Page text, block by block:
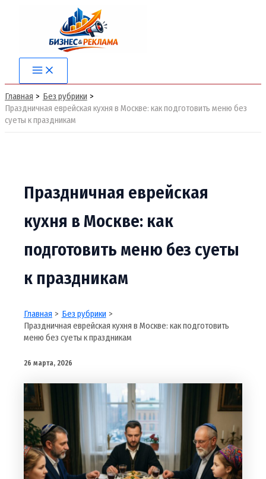
содержимому
Main
Menu
Главная
Без рубрики
Праздничная еврейская кухня в Москве: как подготовить меню без
суеты к праздникам
Праздничная еврейская
кухня в Москве: как
подготовить меню без суеты
к праздникам
Главная
Без рубрики
Праздничная еврейская кухня в Москве: как подготовить
меню без суеты к праздникам
26 марта, 2026